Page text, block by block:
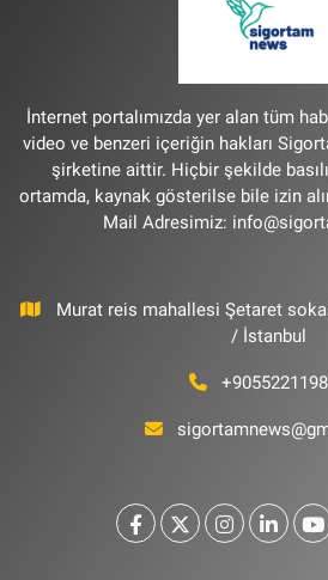
İnternet portalımızda yer alan tüm
video ve benzeri içeriğin hakları
şirketine aittir. Hiçbir şekilde
ortamda, kaynak gösterilse bile izin
Mail Adresimiz:
Murat reis mahallesi Şetaret
/ İstanbul